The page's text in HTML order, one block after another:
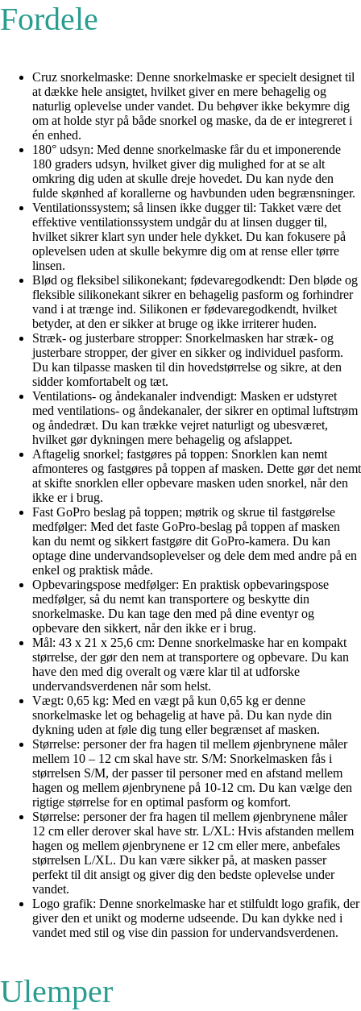
Fordele
Cruz snorkelmaske: Denne snorkelmaske er specielt designet til
at dække hele ansigtet, hvilket giver en mere behagelig og
naturlig oplevelse under vandet. Du behøver ikke bekymre dig
om at holde styr på både snorkel og maske, da de er integreret i
én enhed.
180° udsyn: Med denne snorkelmaske får du et imponerende
180 graders udsyn, hvilket giver dig mulighed for at se alt
omkring dig uden at skulle dreje hovedet. Du kan nyde den
fulde skønhed af korallerne og havbunden uden begrænsninger.
Ventilationssystem; så linsen ikke dugger til: Takket være det
effektive ventilationssystem undgår du at linsen dugger til,
hvilket sikrer klart syn under hele dykket. Du kan fokusere på
oplevelsen uden at skulle bekymre dig om at rense eller tørre
linsen.
Blød og fleksibel silikonekant; fødevaregodkendt: Den bløde og
fleksible silikonekant sikrer en behagelig pasform og forhindrer
vand i at trænge ind. Silikonen er fødevaregodkendt, hvilket
betyder, at den er sikker at bruge og ikke irriterer huden.
Stræk- og justerbare stropper: Snorkelmasken har stræk- og
justerbare stropper, der giver en sikker og individuel pasform.
Du kan tilpasse masken til din hovedstørrelse og sikre, at den
sidder komfortabelt og tæt.
Ventilations- og åndekanaler indvendigt: Masken er udstyret
med ventilations- og åndekanaler, der sikrer en optimal luftstrøm
og åndedræt. Du kan trække vejret naturligt og ubesværet,
hvilket gør dykningen mere behagelig og afslappet.
Aftagelig snorkel; fastgøres på toppen: Snorklen kan nemt
afmonteres og fastgøres på toppen af masken. Dette gør det nemt
at skifte snorklen eller opbevare masken uden snorkel, når den
ikke er i brug.
Fast GoPro beslag på toppen; møtrik og skrue til fastgørelse
medfølger: Med det faste GoPro-beslag på toppen af masken
kan du nemt og sikkert fastgøre dit GoPro-kamera. Du kan
optage dine undervandsoplevelser og dele dem med andre på en
enkel og praktisk måde.
Opbevaringspose medfølger: En praktisk opbevaringspose
medfølger, så du nemt kan transportere og beskytte din
snorkelmaske. Du kan tage den med på dine eventyr og
opbevare den sikkert, når den ikke er i brug.
Mål: 43 x 21 x 25,6 cm: Denne snorkelmaske har en kompakt
størrelse, der gør den nem at transportere og opbevare. Du kan
have den med dig overalt og være klar til at udforske
undervandsverdenen når som helst.
Vægt: 0,65 kg: Med en vægt på kun 0,65 kg er denne
snorkelmaske let og behagelig at have på. Du kan nyde din
dykning uden at føle dig tung eller begrænset af masken.
Størrelse: personer der fra hagen til mellem øjenbrynene måler
mellem 10 – 12 cm skal have str. S/M: Snorkelmasken fås i
størrelsen S/M, der passer til personer med en afstand mellem
hagen og mellem øjenbrynene på 10-12 cm. Du kan vælge den
rigtige størrelse for en optimal pasform og komfort.
Størrelse: personer der fra hagen til mellem øjenbrynene måler
12 cm eller derover skal have str. L/XL: Hvis afstanden mellem
hagen og mellem øjenbrynene er 12 cm eller mere, anbefales
størrelsen L/XL. Du kan være sikker på, at masken passer
perfekt til dit ansigt og giver dig den bedste oplevelse under
vandet.
Logo grafik: Denne snorkelmaske har et stilfuldt logo grafik, der
giver den et unikt og moderne udseende. Du kan dykke ned i
vandet med stil og vise din passion for undervandsverdenen.
Ulemper